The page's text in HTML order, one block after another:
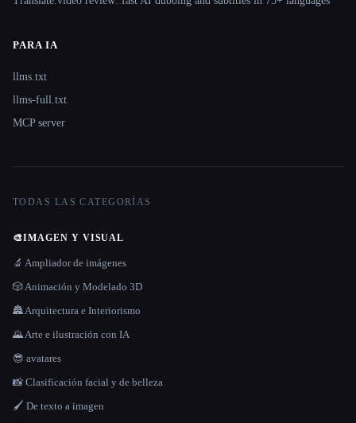
PARA IA
llms.txt
llms-full.txt
MCP server
TODAS LAS CATEGORÍAS
🎨IMAGEN Y VISUAL
🔬 Ampliador de imágenes
🎲 Animación y Modelado 3D
🏯 Arquitectura e Interiorismo
🌄 Arte e ilustración con IA
😎 avatares
📸 Clasificación facial y de belleza
🖌️ De texto a imagen